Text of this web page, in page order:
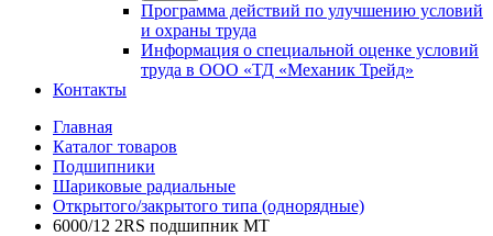
Программа действий по улучшению условий
и охраны труда
Информация о специальной оценке условий
труда в ООО «ТД «Механик Трейд»
Контакты
Главная
Каталог товаров
Подшипники
Шариковые радиальные
Открытого/закрытого типа (однорядные)
6000/12 2RS подшипник MT